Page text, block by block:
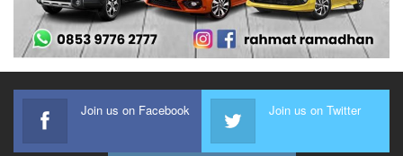
Join us on Facebook Join us on Twitter